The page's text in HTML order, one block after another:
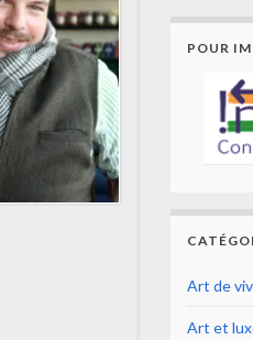
POUR
Art de
Art et